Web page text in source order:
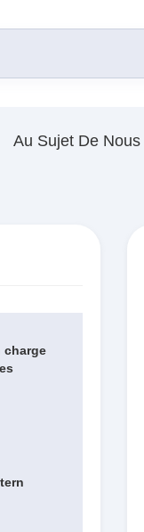
Au Sujet De Nous
charge